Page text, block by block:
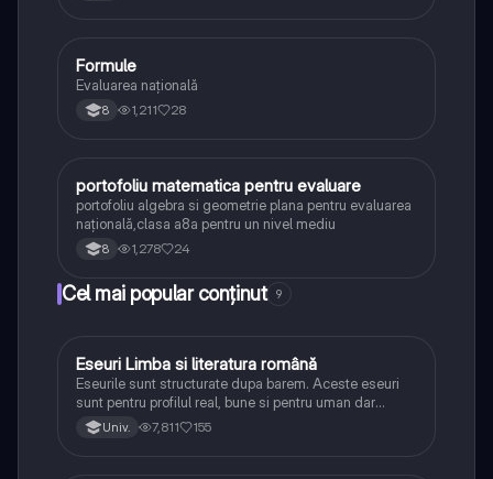
FMatematică
Formule
Evaluarea națională
8 1,211 28
Matematică
portofoliu matematica pentru evaluare
portofoliu algebra si geometrie plana pentru evaluarea
națională,clasa a8a pentru un nivel mediu
8 1,278 24
Cel mai popular conținut 9
Limba și literatura română
Eseuri Limba si literatura română
Eseurile sunt structurate dupa barem. Aceste eseuri
sunt pentru profilul real, bune si pentru uman dar
lipsesc relatiile dintre personaje si caracrerizarile.
Univ. 7,811 155